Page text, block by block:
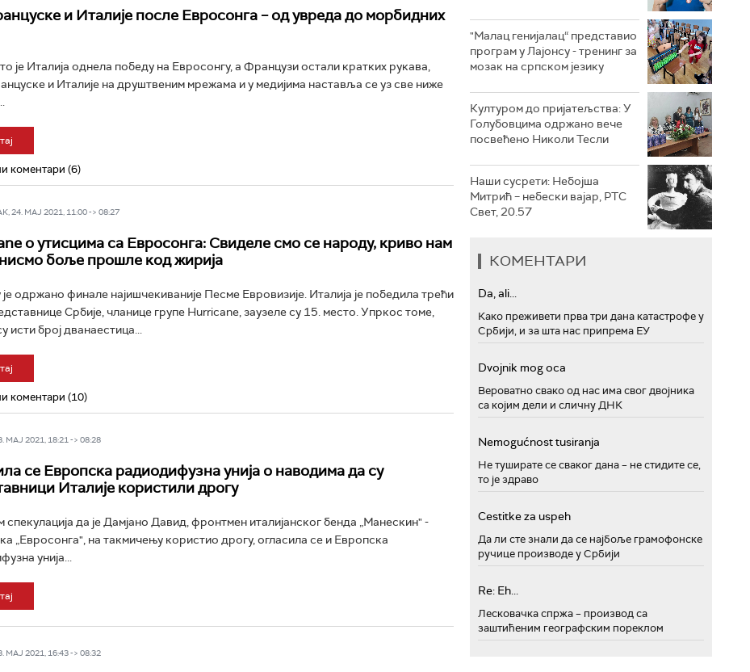
и Италије после Евросонга – од увреда до морбидних
је Италија однела победу на Евросонгу, а Французи остали кратких рукава,
и Италије на друштвеним мрежама и у медијима наставља се уз све ниже
коментари (6)
24. МАЈ 2021, 11:00 -> 08:27
о утисцима са Евросонга: Свиделе смо се народу, криво нам
нисмо боље прошле код жирија
одржано финале најишчекиваније Песме Евровизије. Италија је победила трећи
Србије, чланице групе Hurricane, заузеле су 15. место. Упркос томе,
исти број дванаестица...
коментари (10)
МАЈ 2021, 18:21 -> 08:28
се Европска радиодифузна унија о наводима да су
Италије користили дрогу
да је Дамјано Давид, фронтмен италијанског бенда „Манескин" -
„Евросонга", на такмичењу користио дрогу, огласила се и Европска
унија...
МАЈ 2021, 16:43 -> 08:32
"Малац генијалац“ представио
програм у Лајонсу - тренинг за
мозак на српском језику
Културом до пријатељства: У
Голубовцима одржано вече
посвећено Николи Тесли
Наши сусрети: Небојша
Митрић – небески вајар, РТС
Свет, 20.57
КОМЕНТАРИ
Da, ali...
Како преживети прва три дана катастрофе у
Србији, и за шта нас припрема ЕУ
Dvojnik mog oca
Вероватно свако од нас има свог двојника
са којим дели и сличну ДНК
Nemogućnost tusiranja
Не туширате се сваког дана – не стидите се,
то је здраво
Cestitke za uspeh
Да ли сте знали да се најбоље грамофонске
ручице производе у Србији
Re: Eh...
Лесковачка спржа – производ са
заштићеним географским пореклом